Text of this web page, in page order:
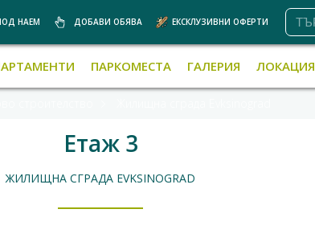
НАЕМ ДОБАВИ ОБЯВА ЕКСКЛУЗИВНИ ОФЕРТИ
ПАРКОМЕСТА ГАЛЕРИЯ ЛОКАЦИЯ
Етаж 3
ЖИЛИЩНА СГРАДА EVKSINOGRAD